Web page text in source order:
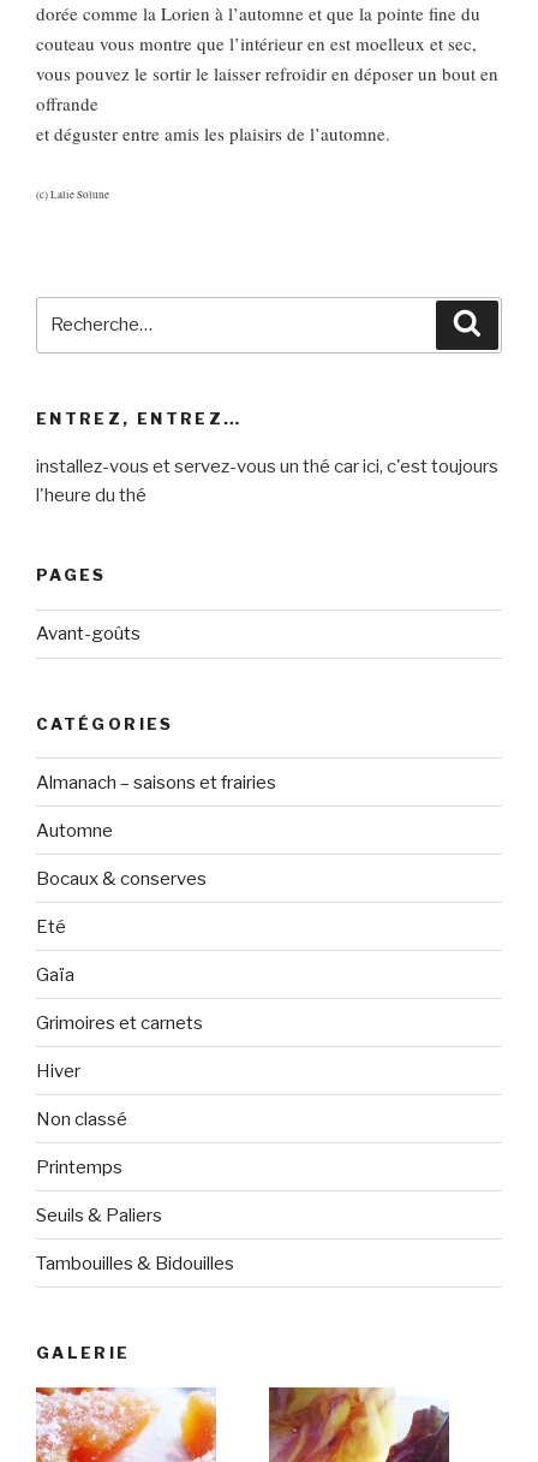
dorée comme la Lorien à l’automne et que la pointe fine du
couteau vous montre que l’intérieur en est moelleux et sec,
vous pouvez le sortir le laisser refroidir en déposer un bout en
offrande
et déguster entre amis les plaisirs de l’automne.
(c) Lalie Solune
ENTREZ, ENTREZ…
installez-vous et servez-vous un thé car ici, c'est toujours
l'heure du thé
PAGES
Avant-goûts
CATÉGORIES
Almanach – saisons et frairies
Automne
Bocaux & conserves
Eté
Gaïa
Grimoires et carnets
Hiver
Non classé
Printemps
Seuils & Paliers
Tambouilles & Bidouilles
GALERIE